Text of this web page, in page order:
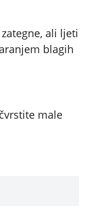
ali ljeti
blagih
male